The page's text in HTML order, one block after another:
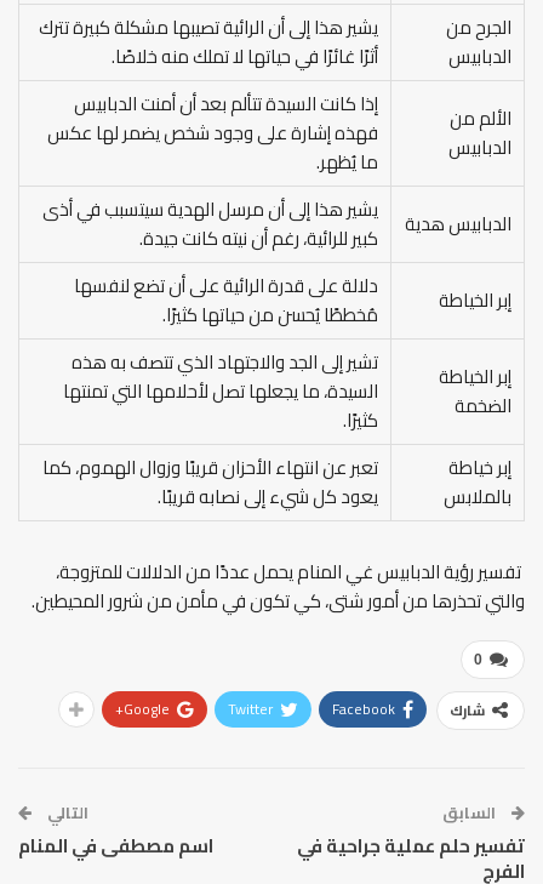
الجرح من
الدبابيس
يشير هذا إلى أن الرائية تصيبها مشكلة كبيرة تترك
أثرًا غائرًا في حياتها لا تملك منه خلاصًا.
الألم من
الدبابيس
إذا كانت السيدة تتألم بعد أن أمنت الدبابيس
فهذه إشارة على وجود شخص يضمر لها عكس
ما يُظهر.
الدبابيس هدية
يشير هذا إلى أن مرسل الهدية سيتسبب في أذى
كبير للرائية، رغم أن نيته كانت جيدة.
إبر الخياطة
دلالة على قدرة الرائية على أن تضع لنفسها
مُخططًا يُحسن من حياتها كثيرًا.
إبر الخياطة
الضخمة
تشير إلى الجد والاجتهاد الذي تتصف به هذه
السيدة، ما يجعلها تصل لأحلامها التي تمنتها
كثيرًا.
إبر خياطة
بالملابس
تعبر عن انتهاء الأحزان قريبًا وزوال الهموم، كما
يعود كل شيء إلى نصابه قريبًا.
تفسير رؤية الدبابيس غي المنام يحمل عددًا من الدلالات للمتزوجة،
والتي تحذرها من أمور شتى، كي تكون في مأمن من شرور المحيطين.
0
شارك Facebook
Twitter
Google+
السابق
تفسير حلم عملية جراحية في
الفرج
التالي
اسم مصطفى في المنام